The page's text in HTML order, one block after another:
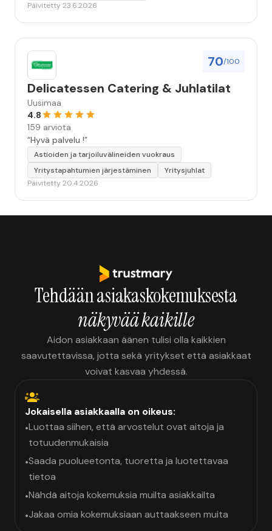
Päivitetty 23.6.2026
70/100
Delicatessen Catering & Juhlatilat
Uusimaa
4.8
159 arviota
“Hyvä palvelu !”
Astioiden ja tarjoiluvälineiden vuokraus
Yritystapahtumien järjestäminen
Yritysjuhlat
Päivitetty 20.4.2026
Tehdään asiakaskokemuksesta
näkyvää kaikille
Aidon asiakkaan äänen tulisi olla kaikkien
saavutettavissa, jotta sekä yritykset että asiakkaat
voivat kasvaa yhdessä.
Jokaisella asiakkaalla on oikeus:
•Luottaa siihen, että arvostelut ovat aitoja ja
totuudenmukaisia
•Saada puolueetonta, tuoretta ja luotettavaa
tietoa
•Nähdä aitoja kokemuksia muilta asiakkailta
•Jakaa omia kokemuksiaan auttaakseen muita